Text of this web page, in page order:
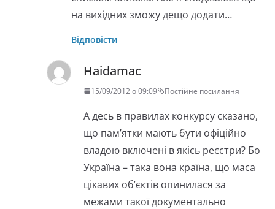
на вихідних зможу дещо додати…
Відповісти
Haidamac
15/09/2012 о 09:09 Постійне посилання
А десь в правилах конкурсу сказано,
що пам’ятки мають бути офіційно
владою включені в якісь реєстри? Бо
Україна – така вона країна, що маса
цікавих об’єктів опинилася за
межами такої документально